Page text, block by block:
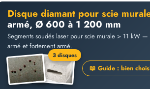
Disque diamant pour scie
armé, Ø 600 à 1 200 mm
Segments soudés laser pour scie murale > 11 kW
armé et fortement armé.
3 disques
📖 Guide : bien